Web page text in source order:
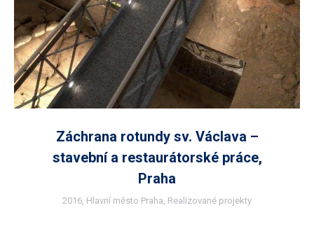
Záchrana rotundy sv. Václava –
stavební a restaurátorské práce,
Praha
2016 Hlavní město Praha Realizované projekty